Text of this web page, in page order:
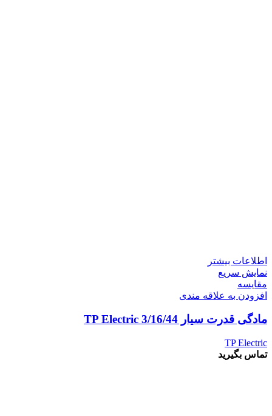
اطلاعات بیشتر
نمایش سریع
مقايسه
افزودن به علاقه مندی
مادگی قدرت سیار 3/16/44 TP Electric
TP Electric
تماس بگیرید